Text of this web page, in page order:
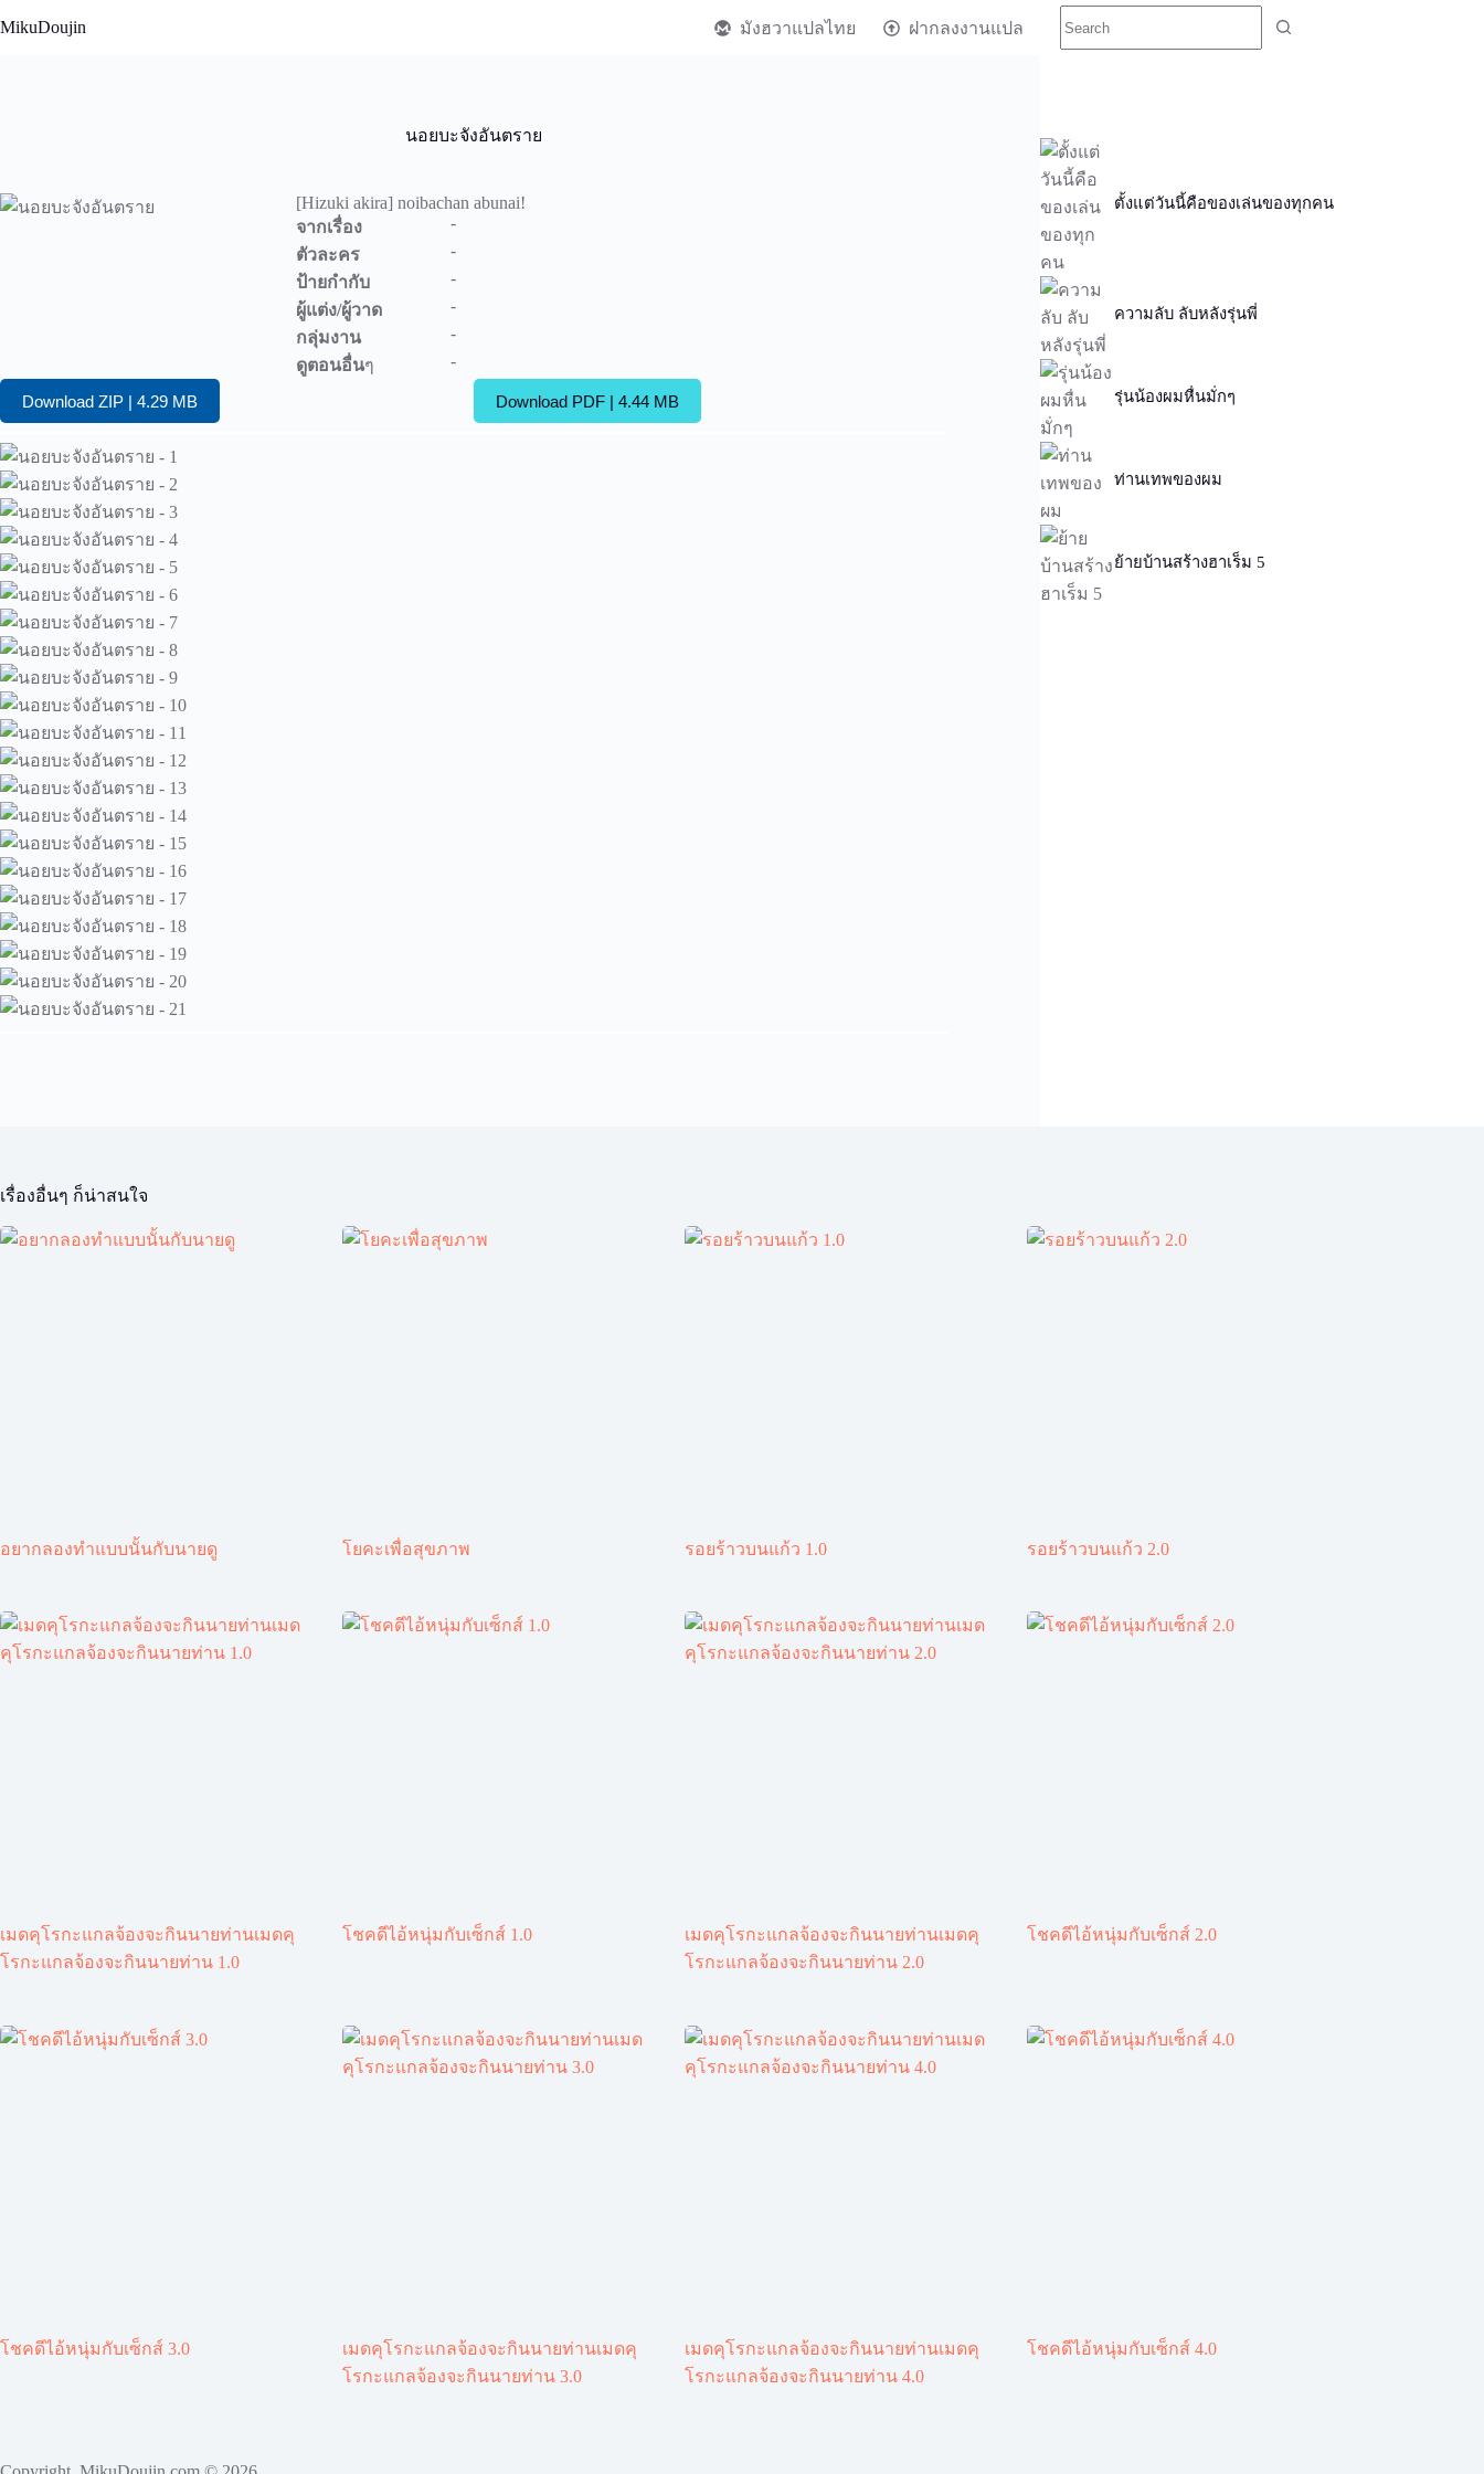
to
MikuDoujin มังฮวาแปลไทย ฝากลงงานแปล
นอยบะจังอันตราย
[Hizuki akira] noibachan abunai!
จากเรื่อง
-
ตัวละคร
-
ป้ายกำกับ
-
ผู้แต่ง/ผู้วาด
-
กลุ่มงาน
-
ดูตอนอื่นๆ -
Download ZIP | 4.29 MB Download PDF | 4.44 MB
ตั้งแต่วันนี้คือของเล่นของทุกคน
ความลับ ลับหลังรุ่นพี่
รุ่นน้องผมหื่นมั่กๆ
ท่านเทพของผม
ย้ายบ้านสร้างฮาเร็ม 5
เรื่องอื่นๆ ก็น่าสนใจ
อยากลองทำแบบนั้นกับนายดู โยคะเพื่อสุขภาพ รอยร้าวบนแก้ว 1.0 รอยร้าวบนแก้ว 2.0
เมดคุโรกะแกลจ้องจะกินนายท่านเมดคุ
โรกะแกลจ้องจะกินนายท่าน 1.0
โชคดีไอ้หนุ่มกับเซ็กส์ 1.0
เมดคุโรกะแกลจ้องจะกินนายท่านเมดคุ
โรกะแกลจ้องจะกินนายท่าน 2.0
โชคดีไอ้หนุ่มกับเซ็กส์ 2.0
โชคดีไอ้หนุ่มกับเซ็กส์ 3.0
เมดคุโรกะแกลจ้องจะกินนายท่านเมดคุ
โรกะแกลจ้องจะกินนายท่าน 3.0
เมดคุโรกะแกลจ้องจะกินนายท่านเมดคุ
โรกะแกลจ้องจะกินนายท่าน 4.0
โชคดีไอ้หนุ่มกับเซ็กส์ 4.0